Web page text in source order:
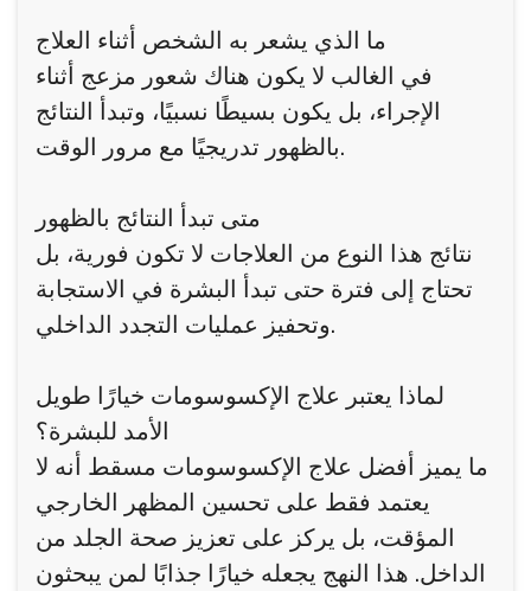
ما الذي يشعر به الشخص أثناء العلاج
في الغالب لا يكون هناك شعور مزعج أثناء
الإجراء، بل يكون بسيطًا نسبيًا، وتبدأ النتائج
بالظهور تدريجيًا مع مرور الوقت.
متى تبدأ النتائج بالظهور
نتائج هذا النوع من العلاجات لا تكون فورية، بل
تحتاج إلى فترة حتى تبدأ البشرة في الاستجابة
وتحفيز عمليات التجدد الداخلي.
لماذا يعتبر علاج الإكسوسومات خيارًا طويل
الأمد للبشرة؟
ما يميز أفضل علاج الإكسوسومات مسقط أنه لا
يعتمد فقط على تحسين المظهر الخارجي
المؤقت، بل يركز على تعزيز صحة الجلد من
الداخل. هذا النهج يجعله خيارًا جذابًا لمن يبحثون